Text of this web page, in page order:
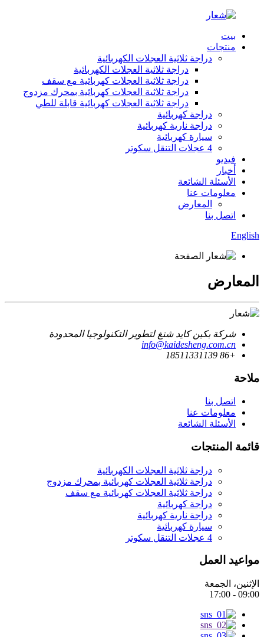
بيت
منتجات
دراجة ثلاثية العجلات الكهربائية
دراجة ثلاثية العجلات الكهربائية
دراجة ثلاثية العجلات كهربائية مع سقف
دراجة ثلاثية العجلات كهربائية بمحرك مزدوج
دراجة ثلاثية العجلات كهربائية قابلة للطي
دراجة كهربائية
دراجة نارية كهربائية
سيارة كهربائية
4 عجلات التنقل سكوتر
فيديو
أخبار
الأسئلة الشائعة
معلومات عنا
المعارض
اتصل بنا
English
المعارض
شركة بكين كايد شنغ لتطوير التكنولوجيا المحدودة
info@kaidesheng.com.cn
+86 18511331139
ملاحة
اتصل بنا
معلومات عنا
الأسئلة الشائعة
قائمة المنتجات
دراجة ثلاثية العجلات الكهربائية
دراجة ثلاثية العجلات كهربائية بمحرك مزدوج
دراجة ثلاثية العجلات كهربائية مع سقف
دراجة كهربائية
دراجة نارية كهربائية
سيارة كهربائية
4 عجلات التنقل سكوتر
مواعيد العمل
الإثنين، الجمعة
09:00 - 17:00